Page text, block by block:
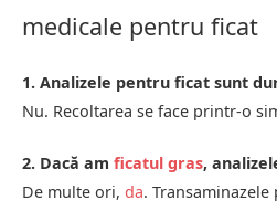
medicale pentru ficat
1. Analizele pentru ficat sunt
Nu. Recoltarea se face printr-o
2. Dacă am ficatul gras,
De multe ori, da.